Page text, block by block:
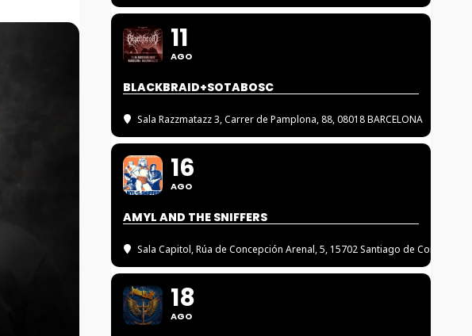
11
AGO
BLACKBRAID+SOTABOSC
Sala Razzmatazz 3, Carrer de Pamplona, 88, 08018 BARCELONA
16
AGO
AMYL AND THE SNIFFERS
Sala Capitol, Rúa de Concepción Arenal, 5, 15702 Santiago de
18
AGO